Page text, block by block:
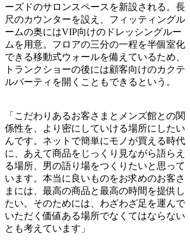
ーズドのサロンスペースを新設される。長
尺のカウンターを設え、フィッティングル
ームの奥にはVIP向けのドレッシングルー
ムを用意。フロアの三分の一程を半個室化
できる移動式ウォールを備えているため、
トランクショーの後には顧客向けのカクテ
ルパーティを開くこともできるという。
「こだわりあるお客さまとメンズ館との関
係性を、より密にしていける場所にしたい
んです。ネットで簡単にモノが買える時代
に、あえて商品をじっくり見ながら語らえ
る場所、男の語り場をつくりたいと思って
います。本当に良いものをお求めのお客さ
まには、最高の商品と最高の時間を提供し
たい。そのためには、わざわざ足を運んで
いただく価値ある場所でなくてはならない
とも考えています」